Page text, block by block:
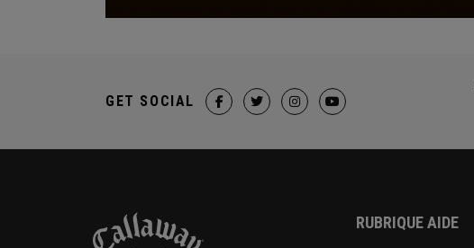
GET SOCIAL
RUBRIQUE AIDE